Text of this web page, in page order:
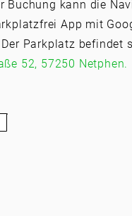
Buchung kann die
App mit
Parkplatz befindet
52, 57250 Netphen.